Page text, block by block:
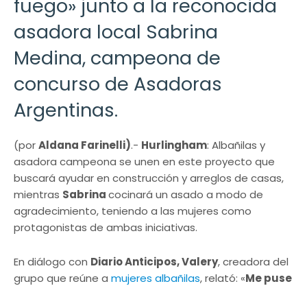
fuego» junto a la reconocida
asadora local Sabrina
Medina, campeona de
concurso de Asadoras
Argentinas.
(porAldana Farinelli).- Hurlingham: Albañilas y
asadora campeona se unen en este proyecto que
buscará ayudar en construcción y arreglos de casas,
mientras Sabrinacocinará un asado a modo de
agradecimiento, teniendo a las mujeres como
protagonistas de ambas iniciativas.
En diálogo con Diario Anticipos, Valery, creadora del
grupo que reúne a mujeres albañilas, relató: «Me puse